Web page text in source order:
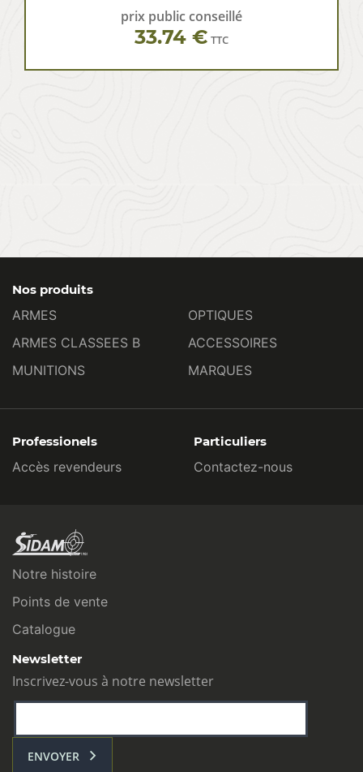
prix public conseillé
33.74 € TTC
Nos produits
ARMES
ARMES CLASSEES B
MUNITIONS
OPTIQUES
ACCESSOIRES
MARQUES
Professionels
Accès revendeurs
Particuliers
Contactez-nous
Notre histoire
Points de vente
Catalogue
Newsletter
Inscrivez-vous à notre newsletter
ENVOYER